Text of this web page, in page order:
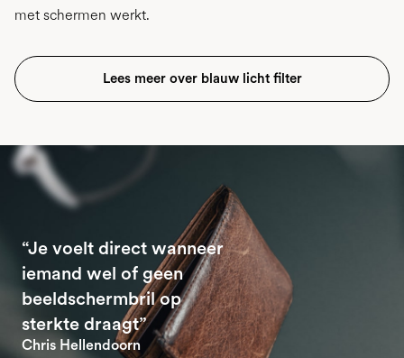
met schermen werkt.
Lees meer over blauw licht filter
“Je voelt direct wanneer
iemand wel of geen
beeldschermbril op
sterkte draagt”
Chris Hellendoorn